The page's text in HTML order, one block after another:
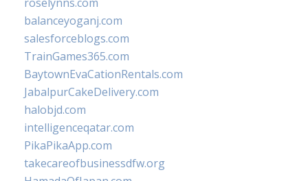
balanceyoganj.com
salesforceblogs.com
TrainGames365.com
BaytownEvaCationRentals.com
JabalpurCakeDelivery.com
halobjd.com
intelligenceqatar.com
PikaPikaApp.com
takecareofbusinessdfw.org